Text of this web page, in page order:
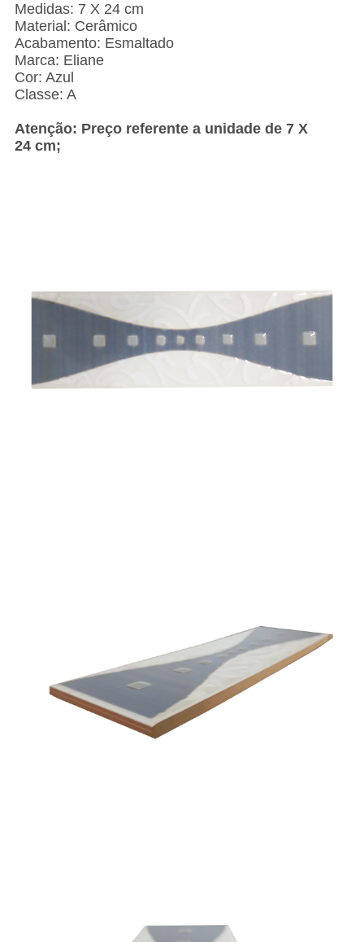
Medidas: 7 X 24 cm
Material: Cerâmico
Acabamento: Esmaltado
Marca: Eliane
Cor: Azul
Classe: A
Atenção: Preço referente a unidade de 7 X
24 cm;